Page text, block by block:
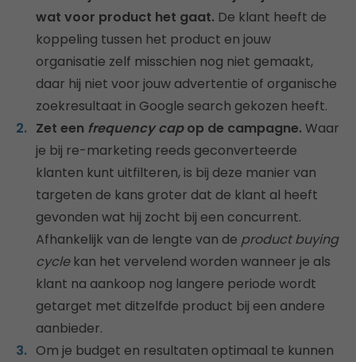
wat voor product het gaat. De klant heeft de
koppeling tussen het product en jouw
organisatie zelf misschien nog niet gemaakt,
daar hij niet voor jouw advertentie of organische
zoekresultaat in Google search gekozen heeft.
Zet een frequency capop de campagne. Waar
je bij re-marketing reeds geconverteerde
klanten kunt uitfilteren, is bij deze manier van
targeten de kans groter dat de klant al heeft
gevonden wat hij zocht bij een concurrent.
Afhankelijk van de lengte van de product buying
cyclekan het vervelend worden wanneer je als
klant na aankoop nog langere periode wordt
getarget met ditzelfde product bij een andere
aanbieder.
Om je budget en resultaten optimaal te kunnen